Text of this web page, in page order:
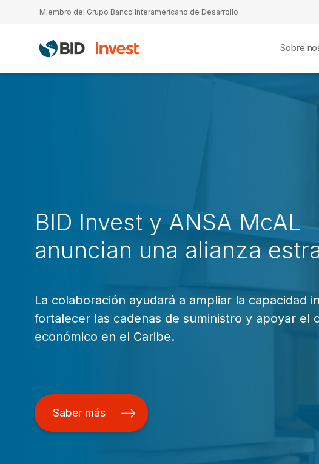
Pasar al contenido principal
Miembro del Grupo Banco Interamericano de Desarrollo
Sobre
BID Invest y ANSA McAL
anuncian una alianza
La colaboración ayudará a ampliar la capacidad
fortalecer las cadenas de suministro y apoyar el
económico en el Caribe.
Saber más